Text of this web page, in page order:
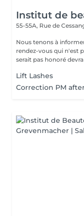
Institut de
55-55A, Rue de
Nous tenons à
rendez-vous qui n'est
serait pas honoré
Lift Lashes
Correction PM